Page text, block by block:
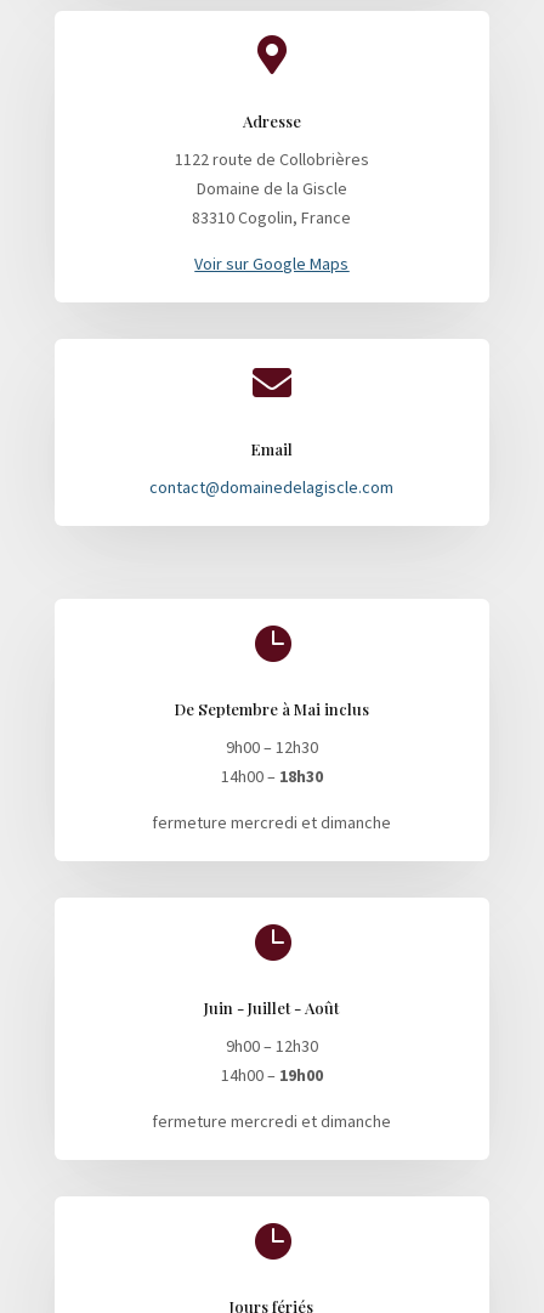

Adresse
1122 route de Collobrières
Domaine de la Giscle
83310 Cogolin, France
Voir sur Google Maps

Email
contact@domainedelagiscle.com

De Septembre à Mai inclus
9h00 – 12h30
14h00 – 18h30
fermeture mercredi et dimanche

Juin - Juillet - Août
9h00 – 12h30
14h00 – 19h00
fermeture mercredi et dimanche

Jours fériés